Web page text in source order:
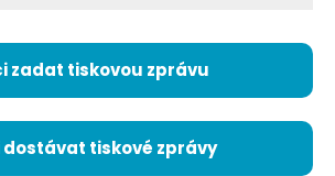
zadat tiskovou zprávu
dostávat tiskové zprávy